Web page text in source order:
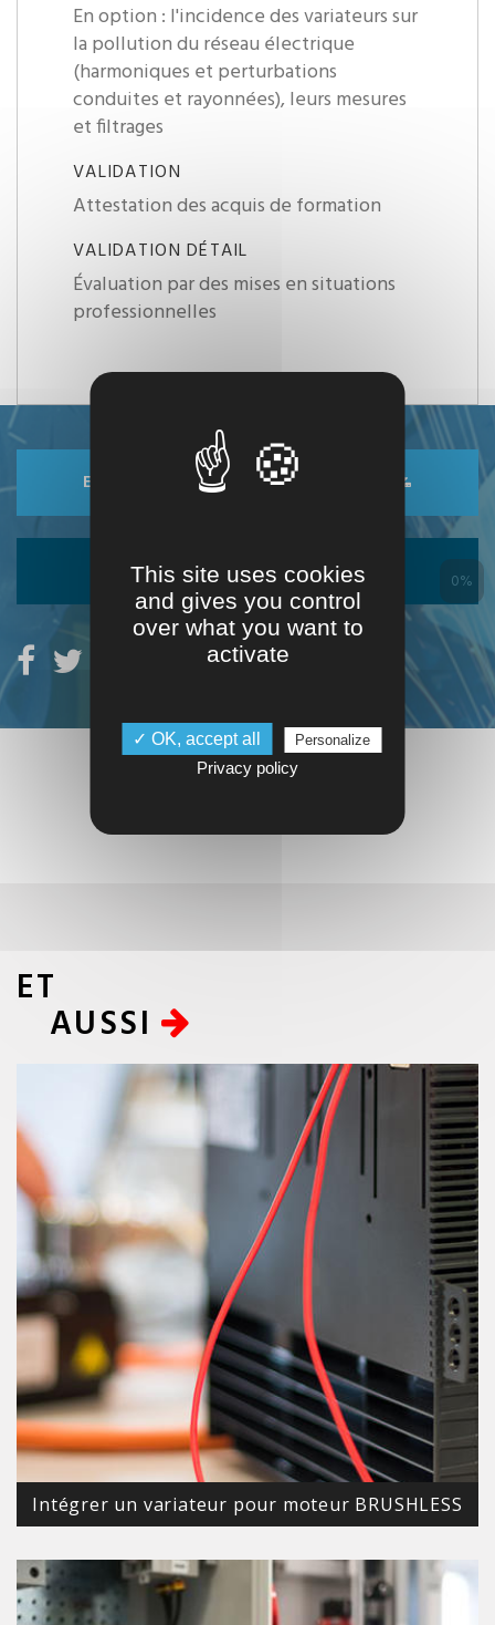
En option : l'incidence des variateurs sur
la pollution du réseau électrique
(harmoniques et perturbations
conduites et rayonnées), leurs mesures
et filtrages
VALIDATION
Attestation des acquis de formation
VALIDATION DÉTAIL
Évaluation par des mises en situations
professionnelles
ENREGISTRER DANS MON ESPACE
EXPORTER EN PDF
ET
AUSSI
Intégrer un variateur pour moteur BRUSHLESS
0%
This site uses cookies
and gives you control
over what you want to
activate
✓ OK, accept all Personalize
Privacy policy